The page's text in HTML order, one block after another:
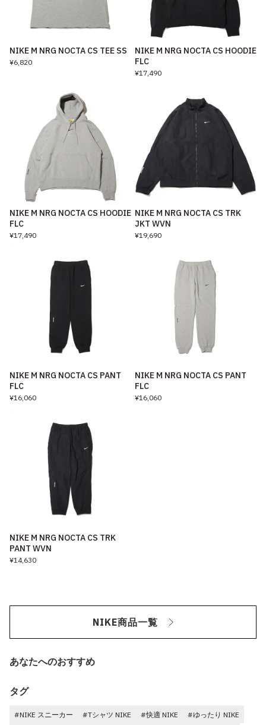
NIKE M NRG NOCTA CS TEE SS
¥6,820
NIKE M NRG NOCTA CS HOODIE
FLC
¥17,490
NIKE M NRG NOCTA CS HOODIE
FLC
¥17,490
NIKE M NRG NOCTA CS TRK
JKT WVN
¥19,690
NIKE M NRG NOCTA CS PANT
FLC
¥16,060
NIKE M NRG NOCTA CS PANT
FLC
¥16,060
NIKE M NRG NOCTA CS TRK
PANT WVN
¥14,630
NIKE商品一覧
あなたへのおすすめ
タグ
#NIKE スニーカー #Tシャツ NIKE #快適 NIKE
#ゆったり NIKE